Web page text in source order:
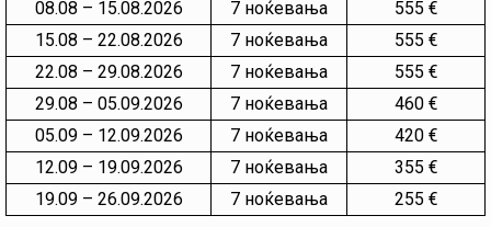
08.08 – 15.08.2026 7 ноќевања
555 €
15.08 – 22.08.2026
7 ноќевања
555 €
22.08 – 29.08.2026
7 ноќевања
555 €
29.08 – 05.09.2026
7 ноќевања
460 €
05.09 – 12.09.2026
7 ноќевања
420 €
12.09 – 19.09.2026
7 ноќевања
355 €
19.09 – 26.09.2026
7 ноќевања 255 €